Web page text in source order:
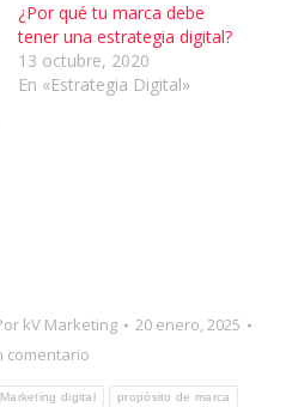
¿Por qué tu marca debe
tener una estrategia digital?
13 octubre, 2020
En «Estrategia Digital»
kV Marketing
20 enero, 2025
comentario
Marketing digital propósito de marca